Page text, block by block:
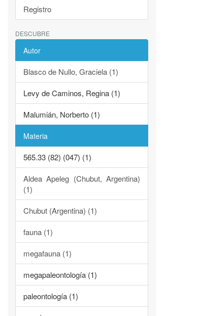
Registro
DESCUBRE
Autor
Blasco de Nullo, Graciela (1)
Levy de Caminos, Regina (1)
Malumián, Norberto (1)
Materia
565.33 (82) (047) (1)
Aldea Apeleg (Chubut, Argentina)
(1)
Chubut (Argentina) (1)
fauna (1)
megafauna (1)
megapaleontología (1)
paleontología (1)